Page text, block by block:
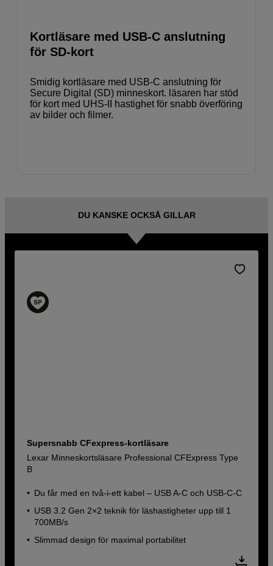
Kortläsare med USB-C anslutning
för SD-kort
Smidig kortläsare med USB-C anslutning för
Secure Digital (SD) minneskort. läsaren har stöd
för kort med UHS-II hastighet för snabb överföring
av bilder och filmer.
DU KANSKE OCKSÅ GILLAR
Supersnabb CFexpress-kortläsare
Lexar Minneskortsläsare Professional CFExpress Type
B
Du får med en två-i-ett kabel – USB A-C och USB-C-C
USB 3.2 Gen 2×2 teknik för läshastigheter upp till 1
700MB/s
Slimmad design för maximal portabilitet